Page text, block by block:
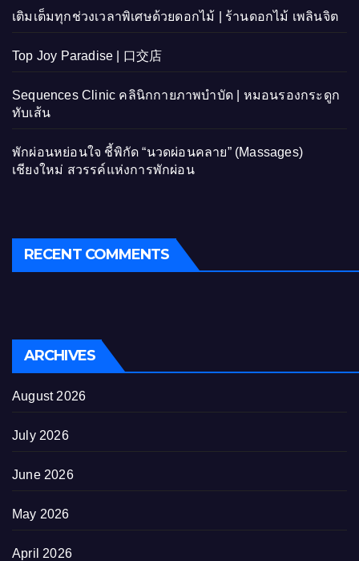
เติมเต็มทุกช่วงเวลาพิเศษด้วยดอกไม้ | ร้านดอกไม้ เพลินจิต
Top Joy Paradise | 口交店
Sequences Clinic คลินิกกายภาพบำบัด | หมอนรองกระดูก
ทับเส้น
พักผ่อนหย่อนใจ ชี้พิกัด “นวดผ่อนคลาย” (Massages)
เชียงใหม่ สวรรค์แห่งการพักผ่อน
RECENT COMMENTS
ARCHIVES
August 2026
July 2026
June 2026
May 2026
April 2026